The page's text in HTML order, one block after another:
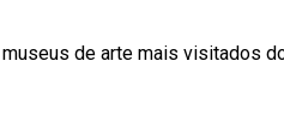
de arte mais visitados